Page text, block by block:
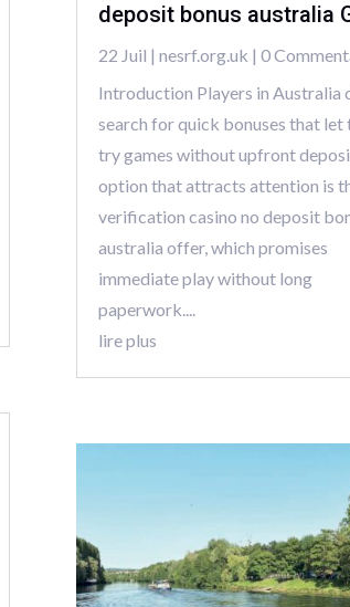
deposit bonus australia
22 Juil | nesrf.org.uk | 0
Introduction Players in Australia
search for quick bonuses that let
try games without upfront
option that attracts attention is
verification casino no deposit
australia offer, which promises
immediate play without long
paperwork....
lire plus